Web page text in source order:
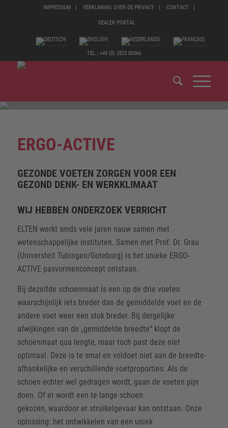
IMPRESSUM VERKLARING OVER DE PRIVACY CONTACT
DEALER PORTAL
TEL.: +49 (0) 2825 80366
ERGO-ACTIVE
GEZONDE VOETEN ZORGEN VOOR EEN
GEZOND DENK- EN WERKKLIMAAT
WIJ HEBBEN ONDERZOEK VERRICHT
ELTEN werkt sinds vele jaren nauw samen met
wetenschappelijke instituten. Samen met Prof. Dr. Grau
(Universteit Tubingen/Goteborg) is het unieke ERGO-
ACTIVE pasvormenconcept ontstaan.
Bij dezelfde schoenmaat is een op de drie voeten
waarschijnlijk iets breder dan de gemiddelde voet en de
andere voet weer een stuk breder. Bij dergelijke
afwijkingen van de „gemiddelde breedte“ klopt de
schoenmaat qua lengte, maar toch past deze niet
optimaal. Deze is te smal en voldoet niet aan de breedte-
afhankelijke en verschillende voetproporties. Als de
schoen echter wel gedragen wordt, gaan de voeten pijn
doen. Of er wordt een te lange schoen
gekozen, waardoor er struikelgevaar kan ontstaan. Onze
oplossing: het ontwikkelen van een uniek